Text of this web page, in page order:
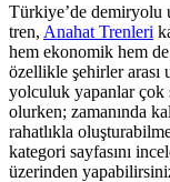
Türkiye’de demiryolu
tren, Anahat Trenleri
hem ekonomik hem
özellikle şehirler arası
yolculuk yapanlar çok
olurken; zamanında
rahatlıkla
kategori sayfasını
üzerinden